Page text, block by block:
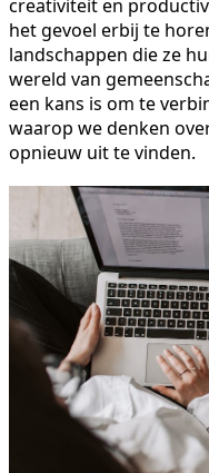
creativiteit en
het gevoel erbij te
landschappen die ze
wereld van
een kans is om te
waarop we denken
opnieuw uit te vinden.